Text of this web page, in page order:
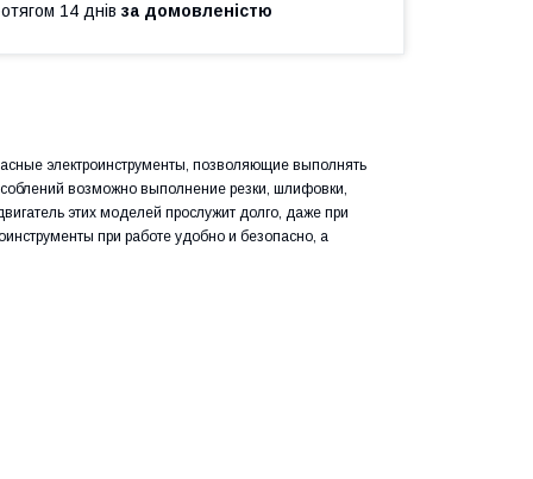
14 днів за домовленістю
электроинструменты, позволяющие выполнять
возможно выполнение резки, шлифовки,
этих моделей прослужит долго, даже при
при работе удобно и безопасно, а